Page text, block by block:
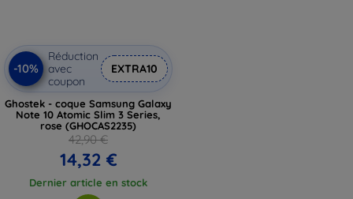
-10%
Réduction
avec
coupon
EXTRA10
Ghostek - coque Samsung Galaxy
Note 10 Atomic Slim 3 Series,
rose (GHOCAS2235)
42,90 €
14,32 €
Dernier article en stock